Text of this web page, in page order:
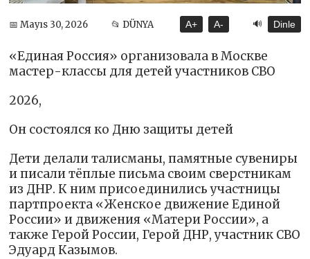
📅 Mayıs 30, 2026 📂 DÜNYA A+ A- 🔊 Dinle
«Единая Россия» организовала в Москве
мастер-классы для детей участников СВО
2026,
Он состоялся ко Дню защиты детей
Дети делали талисманы, памятные сувениры
и писали тёплые письма своим сверстникам
из ДНР. К ним присоединились участницы
партпроекта «Женское движение Единой
России» и движения «Матери России», а
также Герой России, Герой ДНР, участник СВО
Эдуард Казымов.